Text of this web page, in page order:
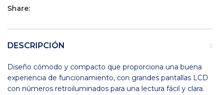
Share:
DESCRIPCIÓN
Diseño cómodo y compacto que proporciona una buena
experiencia de funcionamiento, con grandes pantallas LCD
con números retroiluminados para una lectura fácil y clara.